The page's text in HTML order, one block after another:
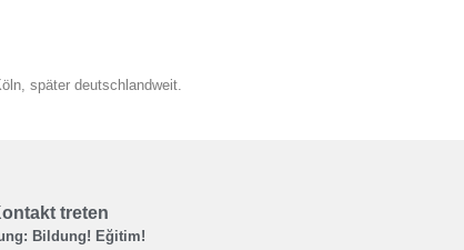
später deutschlandweit.
treten
Bildung! Eğitim!